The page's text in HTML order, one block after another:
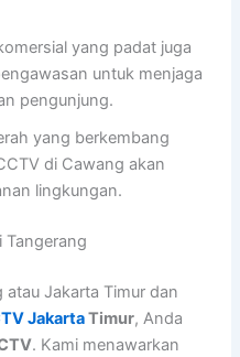
yang padat juga
untuk menjaga
pengunjung.
yang berkembang
di Cawang akan
lingkungan.
Tangerang
atau Jakarta Timur dan
JakartaTimur, Anda
. Kami menawarkan